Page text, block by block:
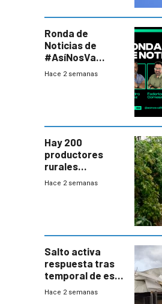
Ronda de
Noticias de
#AsíNosVa
(20/7/26)
Hace 2 semanas
Hay 200
productores
rurales
afectados tras
Hace 2 semanas
Salto activa
respuesta tras
temporal de este
sábado con
Hace 2 semanas